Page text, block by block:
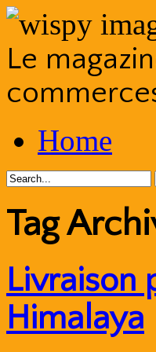
Le
to
contentHome
Tag
Livraison
Himalaya